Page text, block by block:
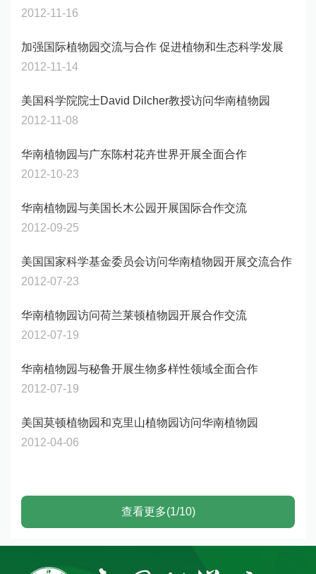
2012-11-16
加强国际植物园交流与合作 促进植物和生态科学发展
2012-11-14
美国科学院院士David Dilcher教授访问华南植物园
2012-11-08
华南植物园与广东陈村花卉世界开展全面合作
2012-10-23
华南植物园与美国长木公园开展国际合作交流
2012-09-25
美国国家科学基金委员会访问华南植物园开展交流合作
2012-07-23
华南植物园访问荷兰莱顿植物园开展合作交流
2012-07-19
华南植物园与秘鲁开展生物多样性领域全面合作
2012-07-19
美国莫顿植物园和克里山植物园访问华南植物园
2012-04-06
查看更多(1/10)